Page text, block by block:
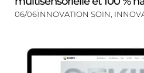
06/06INNOVATION SOIN